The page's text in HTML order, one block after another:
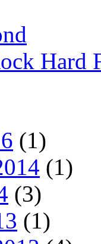
Hard
(1)
(1)
(3)
(1)